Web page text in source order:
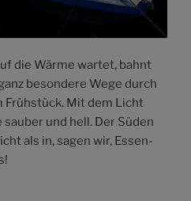
die Wärme wartet, bahnt
besondere Wege durch
Frühstück. Mit dem Licht
und hell. Der Süden
als in, sagen wir, Essen-